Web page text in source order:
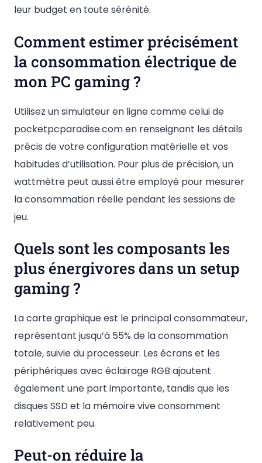
leur budget en toute sérénité.
Comment estimer précisément
la consommation électrique de
mon PC gaming ?
Utilisez un simulateur en ligne comme celui de
pocketpcparadise.com en renseignant les détails
précis de votre configuration matérielle et vos
habitudes d’utilisation. Pour plus de précision, un
wattmètre peut aussi être employé pour mesurer
la consommation réelle pendant les sessions de
jeu.
Quels sont les composants les
plus énergivores dans un setup
gaming ?
La carte graphique est le principal consommateur,
représentant jusqu’à 55% de la consommation
totale, suivie du processeur. Les écrans et les
périphériques avec éclairage RGB ajoutent
également une part importante, tandis que les
disques SSD et la mémoire vive consomment
relativement peu.
Peut-on réduire la